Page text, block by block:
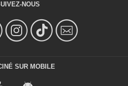
NOUS
SUR MOBILE